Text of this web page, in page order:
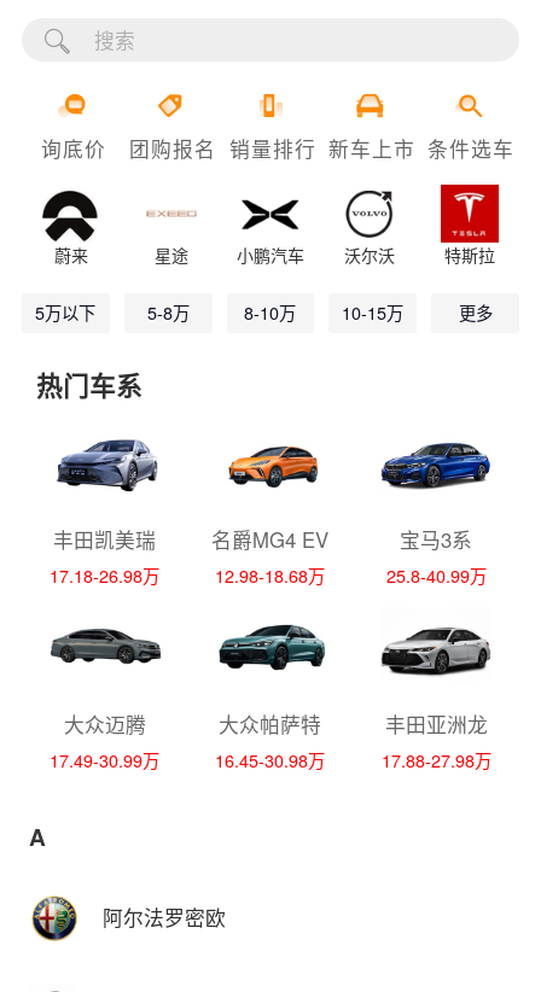
询底价 团购报名 销量排行 新车上市 条件选车
蔚来 星途 小鹏汽车 沃尔沃 特斯拉
5万以下 5-8万 8-10万 10-15万 更多
热门车系
丰田凯美瑞
17.18-26.98万
名爵MG4 EV
12.98-18.68万
宝马3系
25.8-40.99万
大众迈腾
17.49-30.99万
大众帕萨特
16.45-30.98万
丰田亚洲龙
17.88-27.98万
A
阿尔法罗密欧